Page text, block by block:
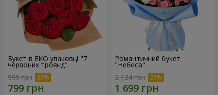
Букет в ЕКО упаковці "7
червоних троянд"
999 грн
Романтичний букет
"Небеса"
2 124 грн